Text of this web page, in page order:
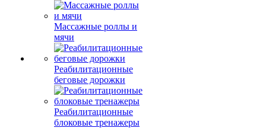
Массажные роллы и
мячи
Реабилитационные
беговые дорожки
Реабилитационные
блоковые тренажеры